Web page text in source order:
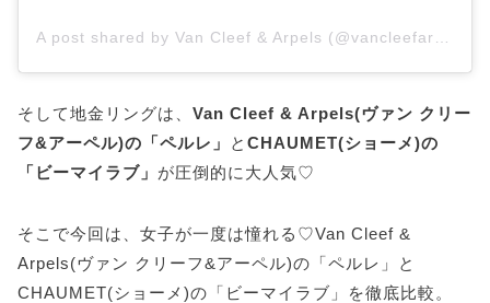
そして地金リングは、 Van Cleef & Arpels(ヴァン クリー
フ&アーペル)の「ペルレ」
と CHAUMET(ショーメ)の
「ビーマイラブ」 が圧倒的に大人気♡
そこで今回は、女子が一度は憧れる♡Van Cleef &
Arpels(ヴァン クリーフ&アーペル)の「ペルレ」と
CHAUMET(ショーメ)の「ビーマイラブ」を徹底比較。